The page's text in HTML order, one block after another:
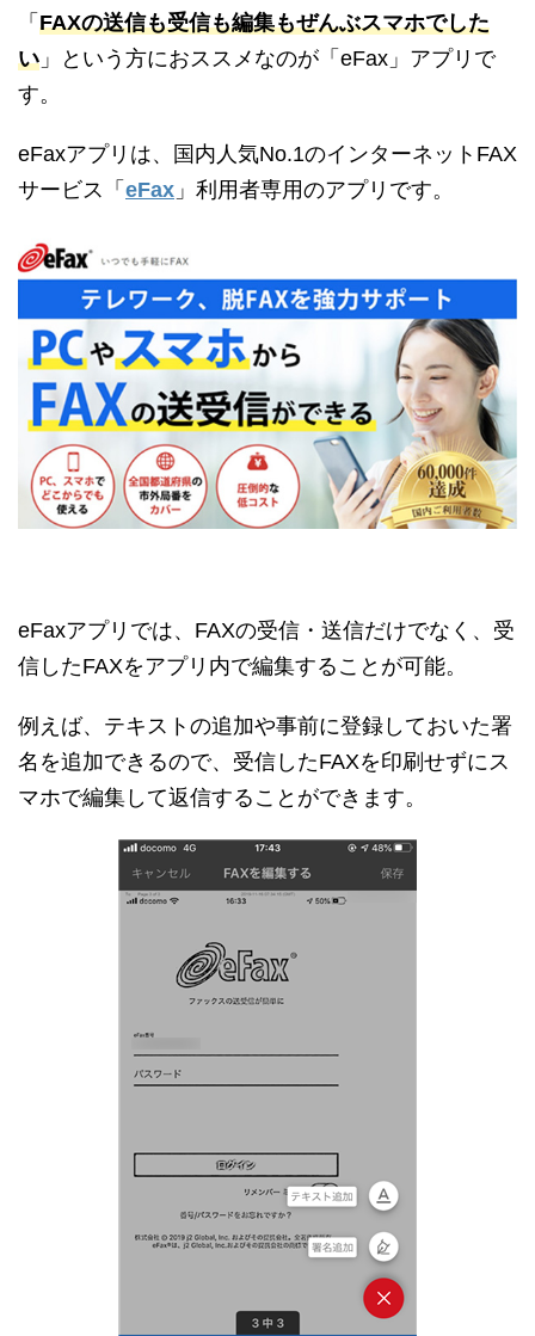
「 FAXの送信も受信も編集もぜんぶスマホでした
い 」という方におススメなのが「eFax」アプリで
す。
eFaxアプリは、国内人気No.1のインターネットFAX
サービス「 eFax 」利用者専用のアプリです。
eFaxアプリでは、FAXの受信・送信だけでなく、受
信したFAXをアプリ内で編集することが可能。
例えば、テキストの追加や事前に登録しておいた署
名を追加できるので、受信したFAXを印刷せずにス
マホで編集して返信することができます。